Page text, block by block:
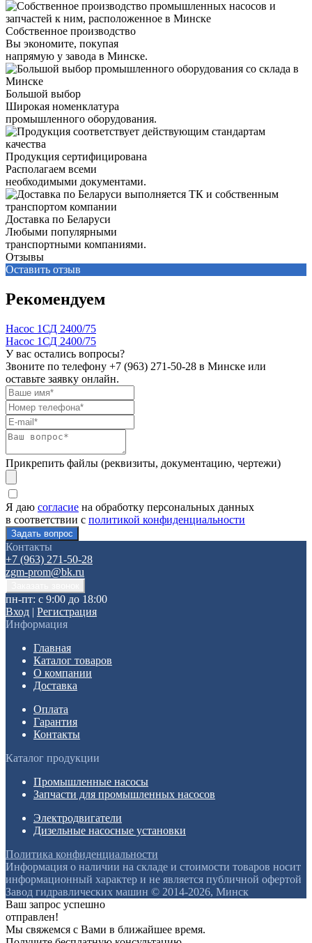
Собственное производство
Вы экономите, покупая
напрямую у завода в Минске.
Большой выбор
Широкая номенклатура
промышленного оборудования.
Продукция сертифицирована
Располагаем всеми
необходимыми документами.
Доставка по Беларуси
Любыми популярными
транспортными компаниями.
Отзывы
Оставить отзыв
Рекомендуем
Насос 1СД 2400/75
Насос 1СД 2400/75
У вас остались вопросы?
Звоните по телефону +7 (963) 271-50-28 в Минске или
оставьте заявку онлайн.
Прикрепить файлы (реквизиты, документацию, чертежи)
Я даю согласие на обработку персональных данных
в соответствии с политикой конфиденциальности
Контакты
+7 (963) 271-50-28
zgm-prom@bk.ru
пн-пт: с 9:00 до 18:00
Вход | Регистрация
Информация
Главная
Каталог товаров
О компании
Доставка
Оплата
Гарантия
Контакты
Каталог продукции
Промышленные насосы
Запчасти для промышленных насосов
Электродвигатели
Дизельные насосные установки
Политика конфиденциальности
Информация о наличии на складе и стоимости товаров носит
информационный характер и не является публичной офертой
Завод гидравлических машин © 2014-2026, Минск
Ваш запрос успешно
отправлен!
Мы свяжемся с Вами в ближайшее время.